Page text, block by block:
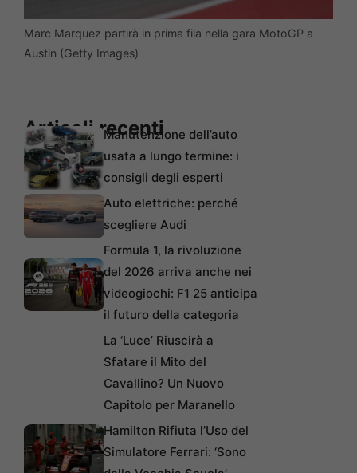
Marc Marquez partirà in prima fila nella gara MotoGP a
Austin (Getty Images)
Articoli recentiManutenzione dell’auto
usata a lungo termine: i
consigli degli esperti
Auto elettriche: perché
scegliere Audi
Formula 1, la rivoluzione
del 2026 arriva anche nei
videogiochi: F1 25 anticipa
il futuro della categoria
La ‘Luce’ Riuscirà a
Sfatare il Mito del
Cavallino? Un Nuovo
Capitolo per Maranello
Hamilton Rifiuta l’Uso del
Simulatore Ferrari: ‘Sono